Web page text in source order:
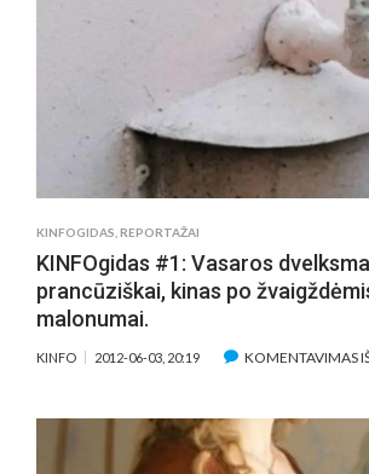
KINFOGIDAS REPORTAŽAI
KINFOgidas #1: Vasaros
prancūziškai, kinas po
malonumai.
KINFO 2012-06-03, 20:19 KOMENTAVIMAS